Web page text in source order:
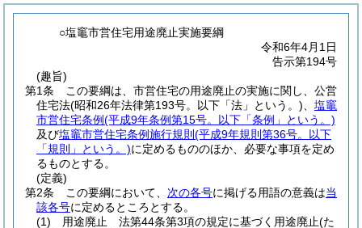
○塩竈市営住宅用途廃止実施要綱
令和6年4月1日
告示第194号
(趣旨)
第1条
この要綱は、市営住宅の用途廃止の実施に関し、公営
住宅法(昭和26年法律第193号。以下「法」という。)
塩竈
市営住宅条例(平成9年条例第15号。以下「条例」という。)
及び塩竈市営住宅条例施行規則 (平成9年規則第36号。以下
「規則」という。)に定めるもののほか、必要な事項を定め
るものとする。
(定義)
第2条
この要綱において、 次の各号に掲げる用語の意義は当
該各号に定めるところとする。
(1)
用途廃止 法第44条第3項の規定に基づく用途廃止(た